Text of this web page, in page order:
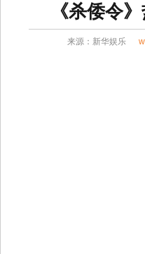
《杀倭令
来源： 新华娱乐